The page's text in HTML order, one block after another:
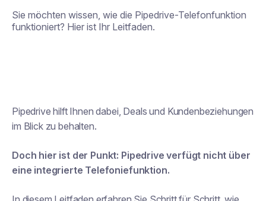
Sie möchten wissen, wie die Pipedrive-Telefonfunktion
funktioniert? Hier ist Ihr Leitfaden.
Pipedrive hilft Ihnen dabei, Deals und Kundenbeziehungen
im Blick zu behalten.
Doch hier ist der Punkt: Pipedrive verfügt nicht über
eine integrierte Telefoniefunktion.